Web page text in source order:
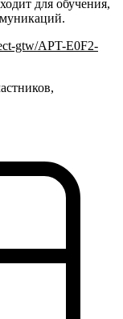
для обучения,
gtw/APT-E0F2-